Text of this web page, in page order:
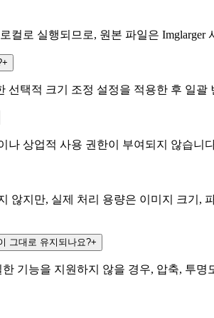
컬로 실행되므로, 원본 파일은 Imglarger
+
선택적 크기 조정 설정을 적용한 후 일
나 상업적 사용 권한이 부여되지 않습
않지만, 실제 처리 용량은 이미지 크기
그대로 유지되나요?+
기능을 지원하지 않을 경우, 압축, 투